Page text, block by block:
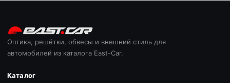
Оптика, решётки, обвесы и внешний стиль для
автомобилей из каталога East-Car.
Каталог